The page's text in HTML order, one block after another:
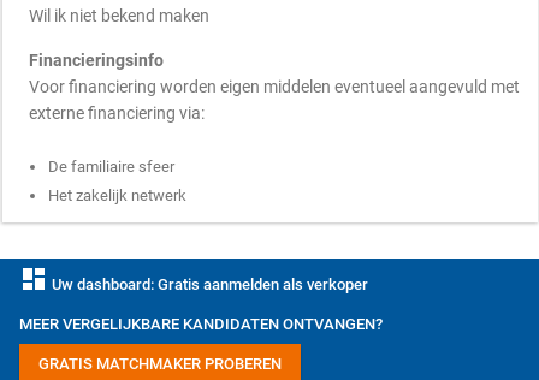
Wil ik niet bekend maken
Financieringsinfo
Voor financiering worden eigen middelen eventueel aangevuld met
externe financiering via:
De familiaire sfeer
Het zakelijk netwerk
dashboard Uw dashboard: Gratis aanmelden als verkoper
MEER VERGELIJKBARE KANDIDATEN ONTVANGEN?
GRATIS MATCHMAKER PROBEREN